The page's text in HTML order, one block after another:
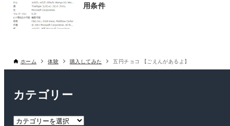
用条件
ホーム 体験 購入してみた 五円チョコ 【ごえんがあるよ】
カテゴリー
カ